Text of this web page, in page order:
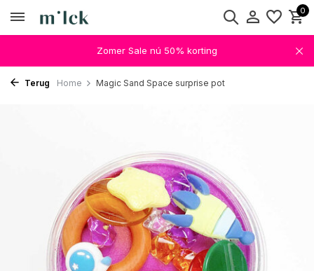
0
Zomer Sale nú 50% korting
Terug Home Magic Sand Space surprise pot